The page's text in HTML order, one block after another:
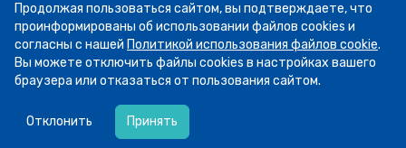
Сегодня рассказываем о курсе «Семейный
бюджет – как управлять общими деньгами в
Продолжая пользоваться сайтом, вы подтверждаете, что
проинформированы об использовании файлов cookies и
согласны с нашей Политикой использования файлов cookie.
Вы можете отключить файлы cookies в настройках вашего
браузера или отказаться от пользования сайтом.
Отклонить Принять